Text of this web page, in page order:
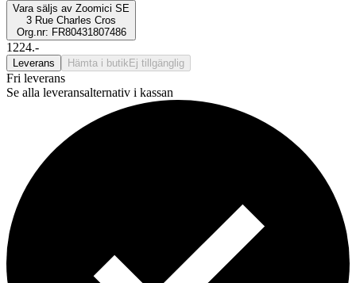
Vara säljs av Zoomici SE
3 Rue Charles Cros
Org.nr: FR80431807486
1224.-
Leverans Hämta i butik Ej tillgänglig
Fri leverans
Se alla leveransalternativ i kassan